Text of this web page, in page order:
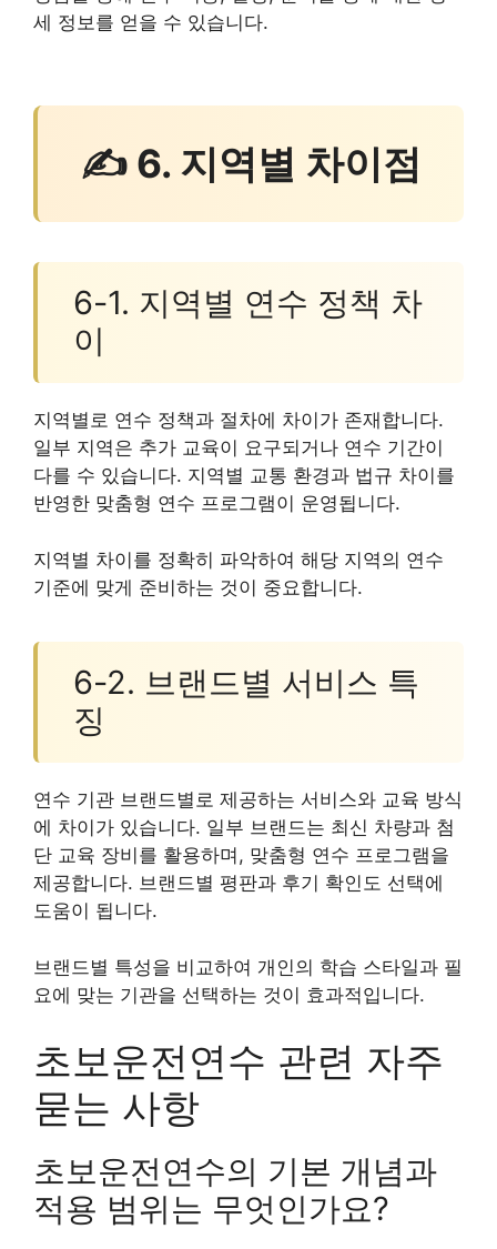
세 정보를 얻을 수 있습니다.
✍ 6. 지역별 차이점
6-1. 지역별 연수 정책 차
이
지역별로 연수 정책과 절차에 차이가 존재합니다.
일부 지역은 추가 교육이 요구되거나 연수 기간이
다를 수 있습니다. 지역별 교통 환경과 법규 차이를
반영한 맞춤형 연수 프로그램이 운영됩니다.
지역별 차이를 정확히 파악하여 해당 지역의 연수
기준에 맞게 준비하는 것이 중요합니다.
6-2. 브랜드별 서비스 특
징
연수 기관 브랜드별로 제공하는 서비스와 교육 방식
에 차이가 있습니다. 일부 브랜드는 최신 차량과 첨
단 교육 장비를 활용하며, 맞춤형 연수 프로그램을
제공합니다. 브랜드별 평판과 후기 확인도 선택에
도움이 됩니다.
브랜드별 특성을 비교하여 개인의 학습 스타일과 필
요에 맞는 기관을 선택하는 것이 효과적입니다.
초보운전연수 관련 자주
묻는 사항
초보운전연수의 기본 개념과
적용 범위는 무엇인가요?